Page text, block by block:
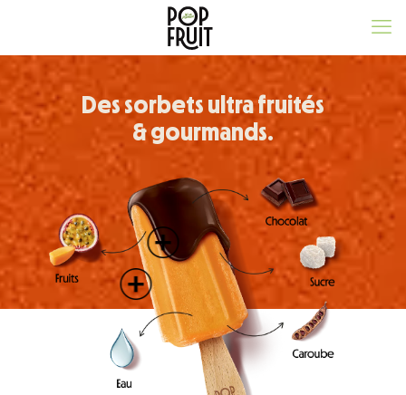
Des sorbets ultra fruités
& gourmands.